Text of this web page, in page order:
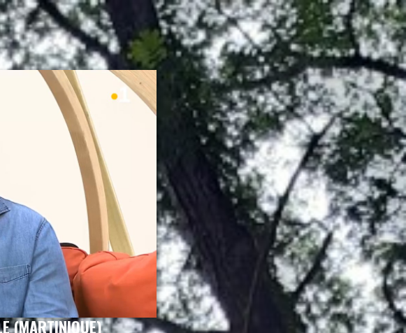
(MARTINIQUE)